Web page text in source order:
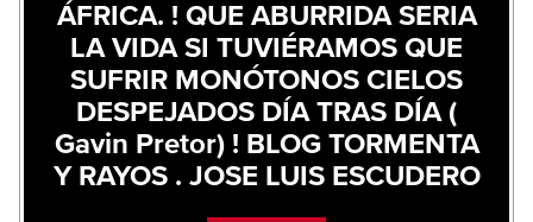
ÁFRICA. ! QUE ABURRIDA SERIA
LA VIDA SI TUVIÉRAMOS QUE
SUFRIR MONÓTONOS CIELOS
DESPEJADOS DÍA TRAS DÍA (
Gavin Pretor) ! BLOG TORMENTA
Y RAYOS . JOSE LUIS ESCUDERO